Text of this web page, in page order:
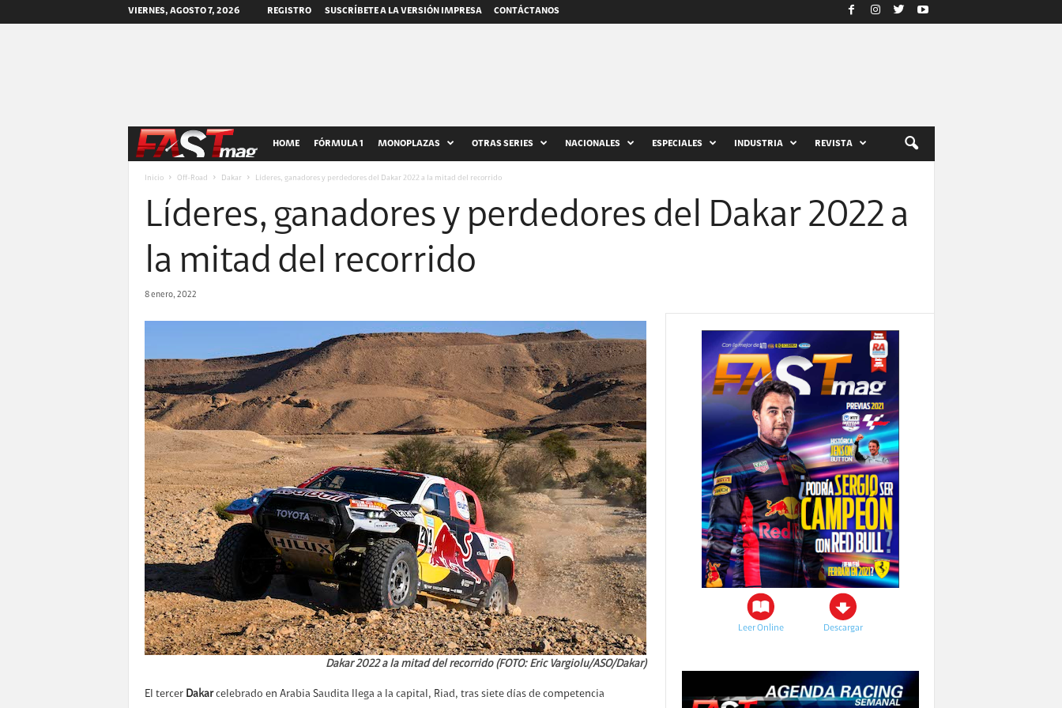
VIERNES, AGOSTO 7, 2026 REGISTRO SUSCRÍBETE A LA VERSIÓN IMPRESA CONTÁCTANOS
A
T
g
HOME FÓRMULA 1 MONOPLAZAS OTRAS SERIES NACIONALES ESPECIALES INDUSTRIA REVISTA
Inicio Off-Road Dakar Líderes, ganadores y perdedores del Dakar 2022 a la mitad del recorrido
Líderes, ganadores y perdedores del Dakar 2022 a
la mitad del recorrido
8 enero, 2022
Dakar 2022 a la mitad del recorrido (FOTO: Eric Vargiolu/ASO/Dakar)
El tercer Dakarcelebrado en Arabia Saudita llega a la capital, Riad, tras siete días de competencia
Leer Online Descargar